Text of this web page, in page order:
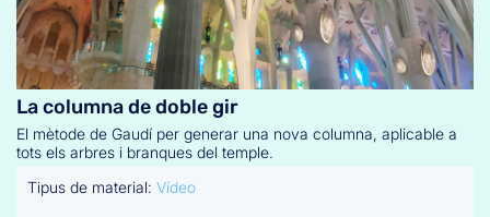
La columna de doble gir
El mètode de Gaudí per generar una nova columna, aplicable a
tots els arbres i branques del temple.
Tipus de material: Vídeo